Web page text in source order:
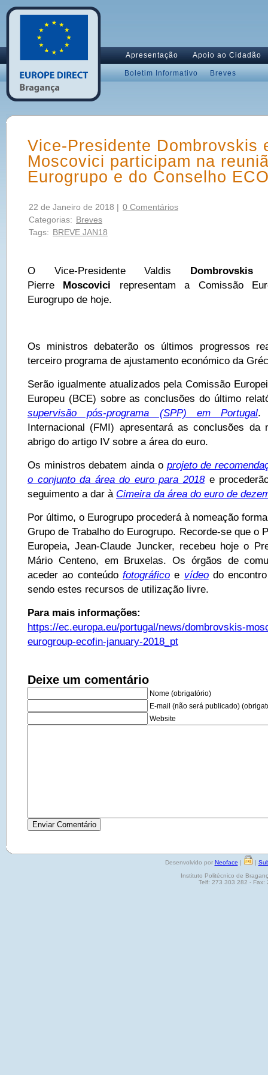
Apresentação Apoio ao Cidadão
Boletim Informativo Breves
Vice-Presidente Dombrovskis
Moscovici participam na
Eurogrupo e do Conselho
22 de Janeiro de 2018 | 0 Comentários
Categorias: Breves
Tags: BREVE JAN18
O Vice-Presidente Valdis Dombrovskis
Pierre Moscovici representam a Comissão
Eurogrupo de hoje.
Os ministros debaterão os últimos progressos
terceiro programa de ajustamento económico da
Serão igualmente atualizados pela Comissão
Europeu (BCE) sobre as conclusões do último
supervisão pós-programa (SPP) em Portugal.
Internacional (FMI) apresentará as conclusões da
abrigo do artigo IV sobre a área do euro.
Os ministros debatem ainda o projeto de
o conjunto da área do euro para 2018e
seguimento a dar à Cimeira da área do euro de
Por último, o Eurogrupo procederá à nomeação
Grupo de Trabalho do Eurogrupo. Recorde-se que o
Europeia, Jean-Claude Juncker, recebeu hoje o
Mário Centeno, em Bruxelas. Os órgãos de
aceder ao conteúdo fotográfico e vídeodo
sendo estes recursos de utilização livre.
Para mais informações:
https://ec.europa.eu/portugal/news/dombrovskis-
eurogroup-ecofin-january-2018_pt
Deixe um comentário
Nome (obrigatório)
E-mail (não será publicado)
Website
Desenvolvido por Neoface | |
Instituto Politécnico de
Telf: 273 303 282 - Fax: